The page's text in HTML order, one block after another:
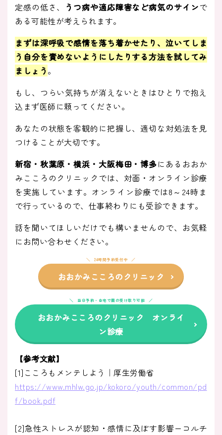
定感の低さ、
うつ病や適応障害など病気のサインで
ある可能性が考えられます。
まずは深呼吸で感情を落ち着かせたり、泣いてしま
う自分を責めないようにしたりする方法を試してみ
ましょう 。
もし、つらい気持ちが消えないときはひとりで抱え
込まず医師に頼ってください。
あなたの状態を客観的に把握し、適切な対処法を見
つけることが大切です。
新宿・秋葉原・横浜・大阪梅田・博多にあるおおか
みこころのクリニックでは、対面・オンライン診療
を実施しています。オンライン診療では8～24時ま
で行っているので、仕事終わりにも受診できます。
話を聞いてほしいだけでも構いませんので、お気軽
にお問い合わせください。
24時間予約受付中
おおかみこころのクリニック
当日予約・自宅で薬の受け取り可能
おおかみこころのクリニック オンライ
ン診療
【参考文献】
[1]こころもメンテしよう｜厚生労働省
https://www.mhlw.go.jp/kokoro/youth/common/pd
f/book.pdf
[2]急性ストレスが認知・感情に及ぼす影響ーコルチ